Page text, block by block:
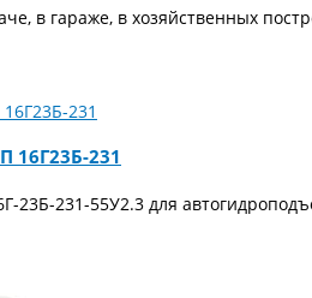
в гараже, в хозяйственных
16Г23Б-231
23Б-231-55У2.3 для